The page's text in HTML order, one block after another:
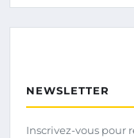
NEWSLETTER
Inscrivez-vous pour